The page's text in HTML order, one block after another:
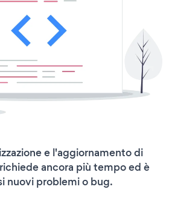
e l'aggiornamento di
ancora più tempo ed è
nuovi problemi o bug.